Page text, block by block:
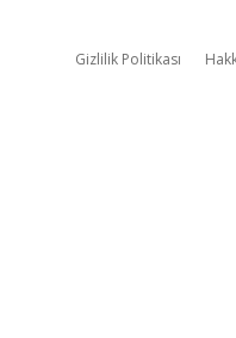
Gizlilik Politikası